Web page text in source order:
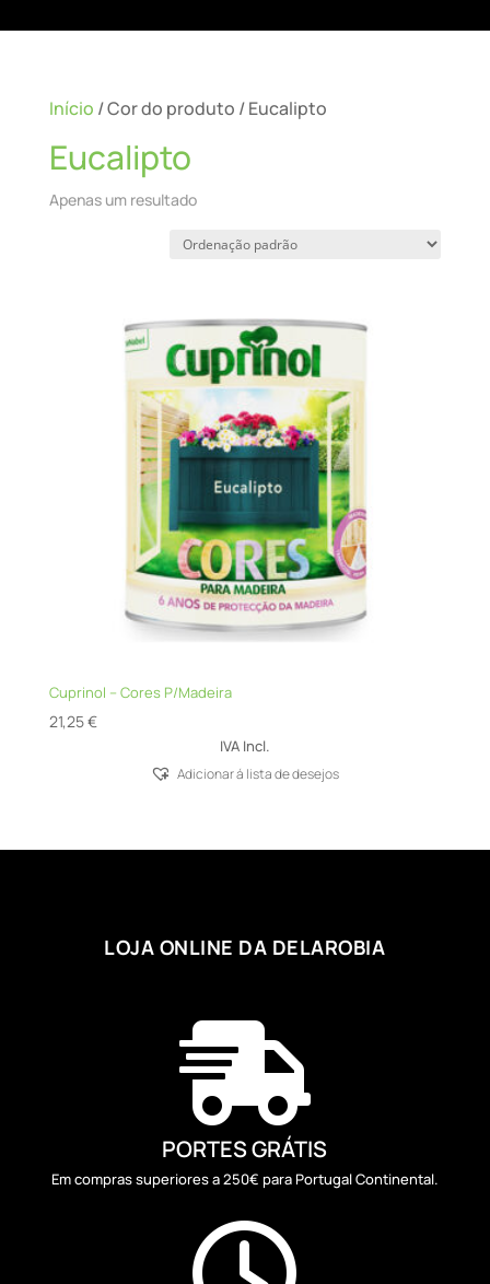
Início / Cor do produto / Eucalipto
Eucalipto
Apenas um resultado
Cuprinol – Cores P/Madeira
21,25€
IVA Incl.
Adicionar á lista de desejos
LOJA ONLINE DA DELAROBIA

PORTES GRÁTIS
Em compras superiores a 250€ para Portugal Continental.